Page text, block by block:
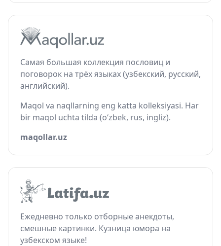
Самая большая коллекция пословиц и
поговорок на трёх языках (узбекский, русский,
английский).
Maqol va naqllarning eng katta kolleksiyasi. Har
bir maqol uchta tilda (o‘zbek, rus, ingliz).
maqollar.uz
Ежедневно только отборные анекдоты,
смешные картинки. Кузница юмора на
узбекском языке!